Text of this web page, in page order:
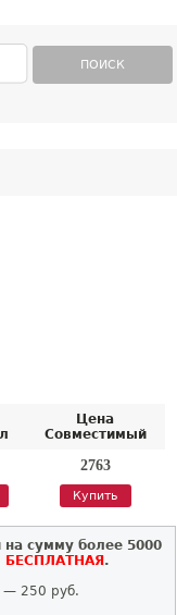
ПОИСК
Цена
Совместимый
2763
Купить
сумму более 5000
БЕСПЛАТНАЯ .
— 250 руб.